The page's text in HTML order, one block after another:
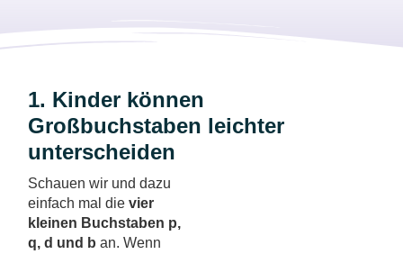
1. Kinder können
Großbuchstaben leichter
unterscheiden
Schauen wir und dazu
einfach mal dievier
kleinen Buchstaben p,
q, d und ban. Wenn